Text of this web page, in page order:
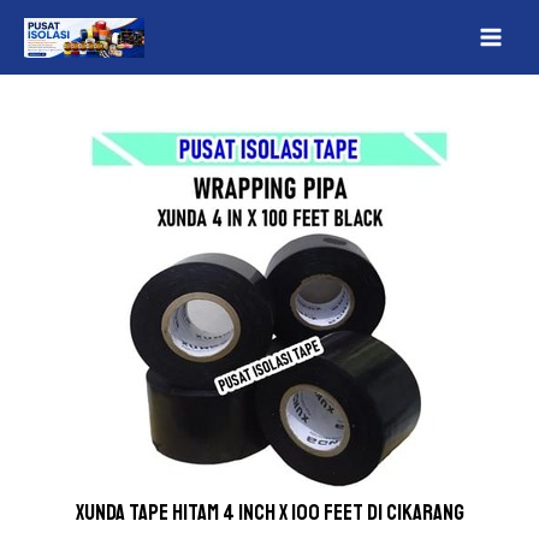
Xunda Tape Hitam 4 inch x 100 Feet Di Cikarang
navigation